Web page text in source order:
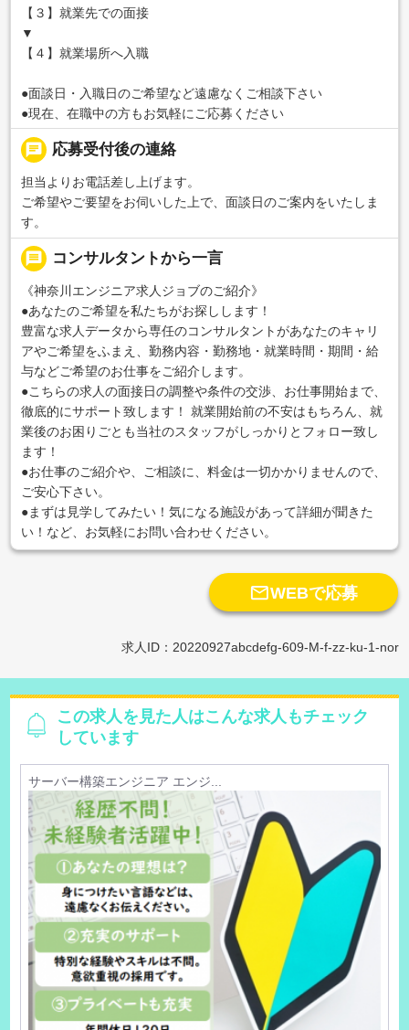
【３】就業先での面接
▼
【４】就業場所へ入職
●面談日・入職日のご希望など遠慮なくご相談下さい
●現在、在職中の方もお気軽にご応募ください
chat 応募受付後の連絡
担当よりお電話差し上げます。
ご希望やご要望をお伺いした上で、面談日のご案内をいたしま
す。
message コンサルタントから一言
《神奈川エンジニア求人ジョブのご紹介》
●あなたのご希望を私たちがお探しします！
豊富な求人データから専任のコンサルタントがあなたのキャリ
アやご希望をふまえ、勤務内容・勤務地・就業時間・期間・給
与などご希望のお仕事をご紹介します。
●こちらの求人の面接日の調整や条件の交渉、お仕事開始まで、
徹底的にサポート致します！ 就業開始前の不安はもちろん、就
業後のお困りごとも当社のスタッフがしっかりとフォロー致し
ます！
●お仕事のご紹介や、ご相談に、料金は一切かかりませんので、
ご安心下さい。
●まずは見学してみたい！気になる施設があって詳細が聞きた
い！など、お気軽にお問い合わせください。
WEBで応募
求人ID：20220927abcdefg-609-M-f-zz-ku-1-nor
この求人を見た人はこんな求人もチェック
しています
サーバー構築エンジニア エンジ...